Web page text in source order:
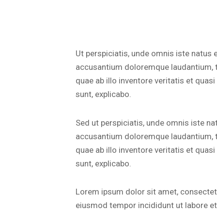
Ut perspiciatis, unde omnis iste natus
accusantium doloremque laudantium,
quae ab illo inventore veritatis et
sunt, explicabo.
Sed ut perspiciatis, unde omnis iste
accusantium doloremque laudantium,
quae ab illo inventore veritatis et
sunt, explicabo.
Lorem ipsum dolor sit amet,
eiusmod tempor incididunt ut labore